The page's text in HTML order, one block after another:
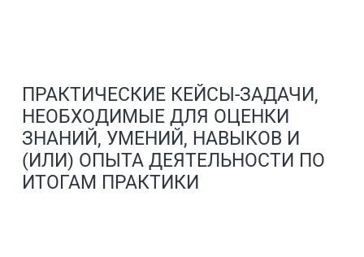
ПРАКТИЧЕСКИЕ КЕЙСЫ-ЗАДАЧИ,
НЕОБХОДИМЫЕ ДЛЯ ОЦЕНКИ
ЗНАНИЙ, УМЕНИЙ, НАВЫКОВ И
(ИЛИ) ОПЫТА ДЕЯТЕЛЬНОСТИ ПО
ИТОГАМ ПРАКТИКИ